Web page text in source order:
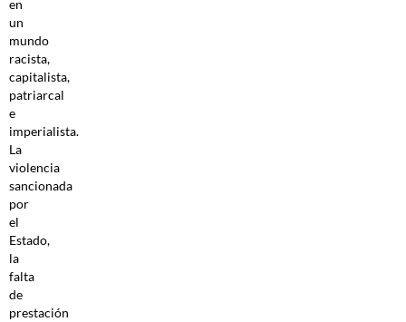
en
un
mundo
racista,
capitalista,
patriarcal
e
imperialista.
La
violencia
sancionada
por
el
Estado,
la
falta
de
prestación